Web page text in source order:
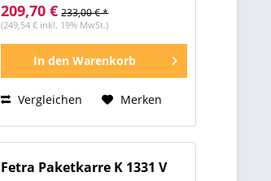
209,70 € 233,00 € *
(249,54 € inkl. 19% MwSt.)
In den Warenkorb
Vergleichen Merken
Fetra Paketkarre K 1331 V